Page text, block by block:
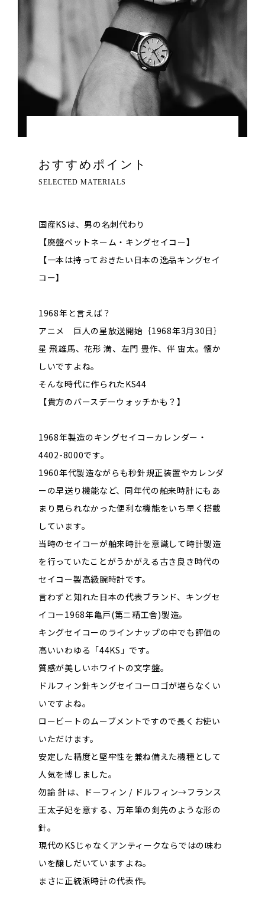
おすすめポイント
SELECTED MATERIALS
国産KSは、男の名刺代わり
【廃盤ペットネーム・キングセイコー】
【一本は持っておきたい日本の逸品キングセイ
コー】
1968年と言えば？
アニメ 巨人の星放送開始｛1968年3月30日｝
星 飛雄馬、花形 満、左門 豊作、伴 宙太。懐か
しいですよね。
そんな時代に作られたKS44
【貴方のバースデーウォッチかも？】
1968年製造のキングセイコーカレンダー・
4402-8000です。
1960年代製造ながらも秒針規正装置やカレンダ
ーの早送り機能など、同年代の舶来時計にもあ
まり見られなかった便利な機能をいち早く搭載
しています。
当時のセイコーが舶来時計を意識して時計製造
を行っていたことがうかがえる古き良き時代の
セイコー製高級腕時計です。
言わずと知れた日本の代表ブランド、キングセ
イコー1968年亀戸(第ニ精工舎)製造。
キングセイコーのラインナップの中でも評価の
高いいわゆる「44KS」です。
質感が美しいホワイトの文字盤。
ドルフィン針キングセイコーロゴが堪らなくい
いですよね。
ロービートのムーブメントですので長くお使い
いただけます。
安定した精度と堅牢性を兼ね備えた機種として
人気を博しました。
勿論 針は、ドーフィン / ドルフィン→フランス
王太子妃を意する、万年筆の剣先のような形の
針。
現代のKSじゃなくアンティークならではの味わ
いを醸しだいていますよね。
まさに正統派時計の代表作。